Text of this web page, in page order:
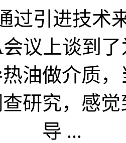
过引进技术
会议上谈到
油做介质
研究，感
导 ...